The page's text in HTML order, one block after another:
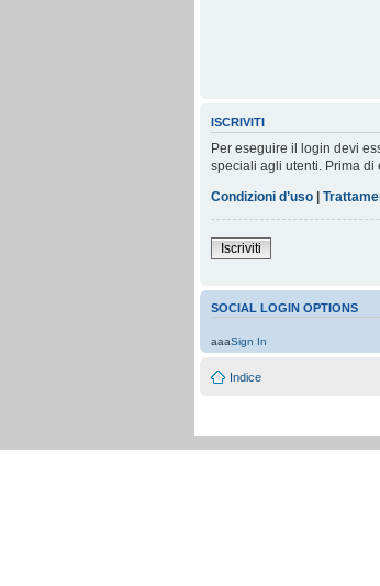
ISCRIVITI
Per eseguire il login devi
speciali agli utenti. Prima di
Condizioni d’uso |
Iscriviti
SOCIAL LOGIN OPTIONS
aaaSign In
Indice